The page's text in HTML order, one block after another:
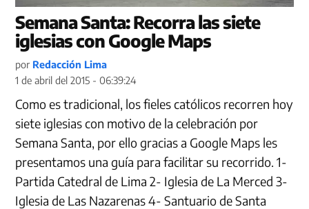
Semana Santa: Recorra las siete
iglesias con Google Maps
por Redacción Lima
1 de abril del 2015 - 06:39:24
Como es tradicional, los fieles católicos recorren hoy
siete iglesias con motivo de la celebración por
Semana Santa, por ello gracias a Google Maps les
presentamos una guía para facilitar su recorrido. 1-
Partida Catedral de Lima 2- Iglesia de La Merced 3-
Iglesia de Las Nazarenas 4- Santuario de Santa